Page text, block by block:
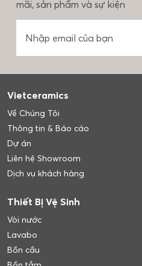
mãi, sản phẩm và sự kiện
Vietceramics
Về Chúng Tôi
Thông tin & Báo cáo
Dự án
Liên hệ Showroom
Dịch vụ khách hàng
Thiết Bị Vệ Sinh
Vòi nước
Lavabo
Bồn cầu